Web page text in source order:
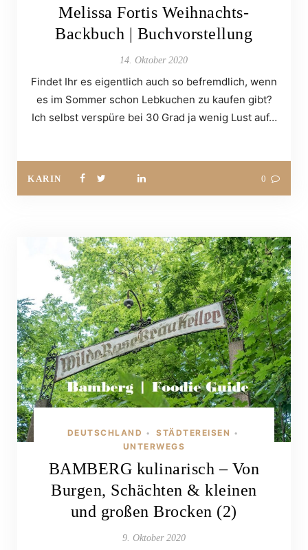
Melissa Fortis Weihnachts-
Backbuch | Buchvorstellung
14. Oktober 2020
Findet Ihr es eigentlich auch so befremdlich, wenn
es im Sommer schon Lebkuchen zu kaufen gibt?
Ich selbst verspüre bei 30 Grad ja wenig Lust auf…
KARIN 0
DEUTSCHLAND • STÄDTEREISEN •
UNTERWEGS
BAMBERG kulinarisch – Von
Burgen, Schächten & kleinen
und großen Brocken (2)
9. Oktober 2020